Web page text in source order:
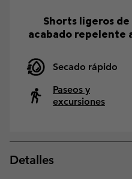
Shorts ligeros
acabado repelente
Secado rápido
Paseos y
excursiones
Detalles